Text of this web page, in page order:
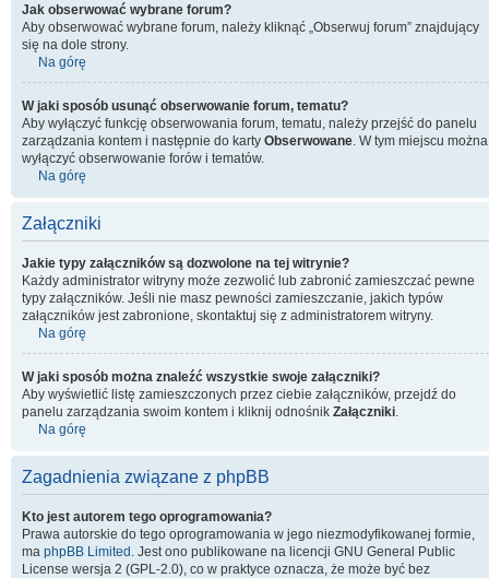
Jak obserwować wybrane forum?
Aby obserwować wybrane forum, należy kliknąć „Obserwuj forum” znajdujący
się na dole strony.
Na górę
W jaki sposób usunąć obserwowanie forum, tematu?
Aby wyłączyć funkcję obserwowania forum, tematu, należy przejść do panelu
zarządzania kontem i następnie do karty Obserwowane. W tym miejscu można
wyłączyć obserwowanie forów i tematów.
Na górę
Załączniki
Jakie typy załączników są dozwolone na tej witrynie?
Każdy administrator witryny może zezwolić lub zabronić zamieszczać pewne
typy załączników. Jeśli nie masz pewności zamieszczanie, jakich typów
załączników jest zabronione, skontaktuj się z administratorem witryny.
Na górę
W jaki sposób można znaleźć wszystkie swoje załączniki?
Aby wyświetlić listę zamieszczonych przez ciebie załączników, przejdź do
panelu zarządzania swoim kontem i kliknij odnośnik Załączniki.
Na górę
Zagadnienia związane z phpBB
Kto jest autorem tego oprogramowania?
Prawa autorskie do tego oprogramowania w jego niezmodyfikowanej formie,
ma phpBB Limited . Jest ono publikowane na licencji GNU General Public
License wersja 2 (GPL-2.0), co w praktyce oznacza, że może być bez